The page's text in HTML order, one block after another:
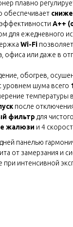
плавно
обеспечивает
A++
для ежедневного
Wi-Fi
офиса или даже в
обогрев,
уровнем шума всего
температуры
после
фильтр для
жалюзи и 4
панелью
от замерзания и
интенсивной